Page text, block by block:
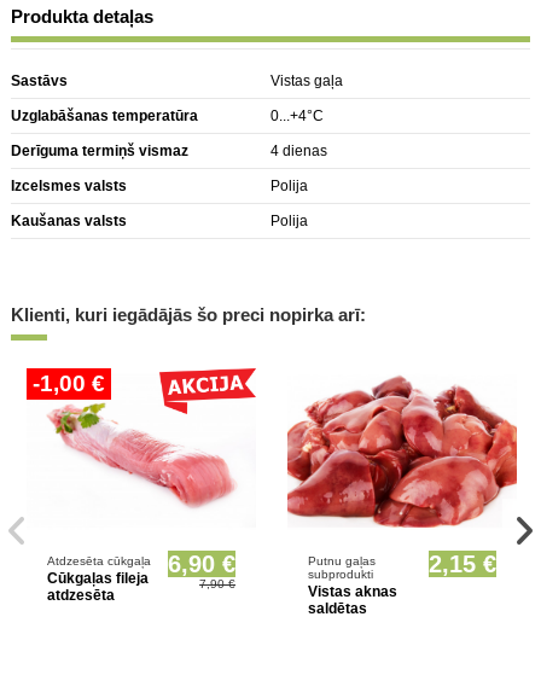
Produkta detaļas
Sastāvs Vistas gaļa
Uzglabāšanas temperatūra 0...+4°C
Derīguma termiņš vismaz 4 dienas
Izcelsmes valsts Polija
Kaušanas valsts Polija
Klienti, kuri iegādājās šo preci nopirka arī:
-1,00 €
Atdzesēta cūkgaļa
Cūkgaļas fileja
atdzesēta
6,90 €
7,90 €
Prece pieejama opcionāli
Putnu gaļas
subprodukti
Vistas aknas
saldētas
2,15 €